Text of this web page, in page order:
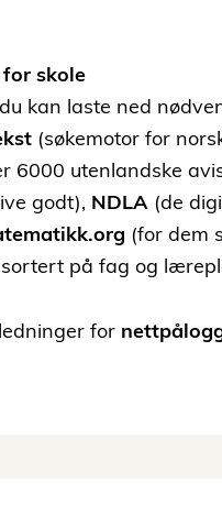
for skole
kan laste ned
(søkemotor for
6000 utenlandske
godt), NDLA (de
(for dem
sortert på fag og
for